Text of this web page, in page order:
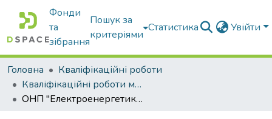
Фонди
та
зібрання
Пошук за
критеріями
Статистика Увійти
Головна
Кваліфікаційні роботи
Кваліфікаційні роботи магістрів
ОНП "Електроенергетика, електротехніка та електромеханіка"